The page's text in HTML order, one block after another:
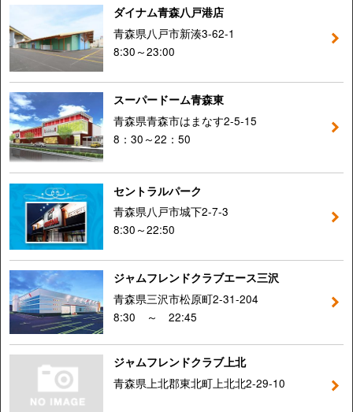
ダイナム青森八戸港店
青森県八戸市新湊3-62-1
8:30～23:00
スーパードーム青森東
青森県青森市はまなす2-5-15
8：30～22：50
セントラルパーク
青森県八戸市城下2-7-3
8:30～22:50
ジャムフレンドクラブエース三沢
青森県三沢市松原町2-31-204
8:30 ～ 22:45
ジャムフレンドクラブ上北
青森県上北郡東北町上北北2-29-10